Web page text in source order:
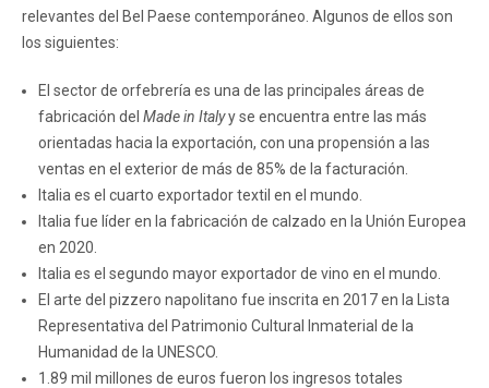
relevantes del Bel Paese contemporáneo. Algunos de ellos son
los siguientes:
El sector de orfebrería es una de las principales áreas de
fabricación del Made in Italyy se encuentra entre las más
orientadas hacia la exportación, con una propensión a las
ventas en el exterior de más de 85% de la facturación.
Italia es el cuarto exportador textil en el mundo.
Italia fue líder en la fabricación de calzado en la Unión Europea
en 2020.
Italia es el segundo mayor exportador de vino en el mundo.
El arte del pizzero napolitano fue inscrita en 2017 en la Lista
Representativa del Patrimonio Cultural Inmaterial de la
Humanidad de la UNESCO.
1.89 mil millones de euros fueron los ingresos totales